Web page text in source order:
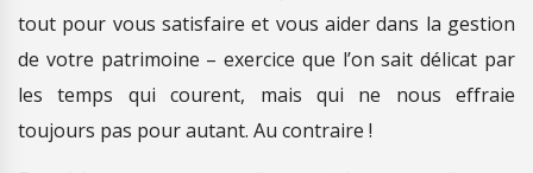
tout pour vous satisfaire et vous aider dans la gestion
de votre patrimoine – exercice que l’on sait délicat par
les temps qui courent, mais qui ne nous effraie
toujours pas pour autant. Au contraire !